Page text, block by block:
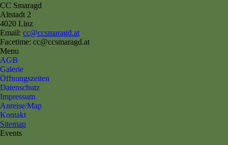
CC Smaragd
Altstadt 2
4020 Linz
Email: cc@ccsmaragd.at
Facetime: cc@ccsmaragd.at
Menu
AGB
Galerie
Öffnungszeiten
Datenschutz
Impressum
Anreise/Map
Kontakt
Sitemap
Events